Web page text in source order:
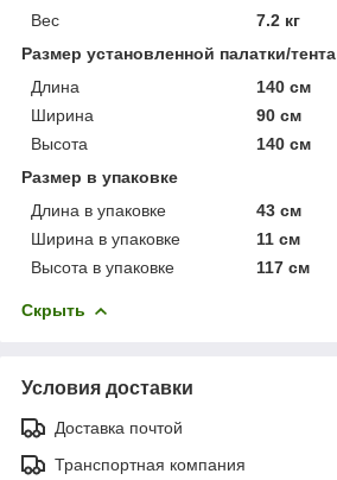
Вес
7.2 кг
Размер установленной палатки/тента
Длина
140 см
Ширина
90 см
Высота
140 см
Размер в упаковке
Длина в упаковке
43 см
Ширина в упаковке
11 см
Высота в упаковке
117 см
Скрыть
Условия доставки
Доставка почтой
Транспортная компания